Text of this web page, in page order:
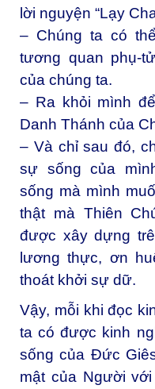
lời nguyện “Lạy
– Chúng ta có
tương quan phụ-
của chúng ta.
– Ra khỏi mình
Danh Thánh của
– Và chỉ sau đó,
sự sống của
sống mà mình
thật mà Thiên
được xây dựng
lương thực, ơn
thoát khởi sự dữ.
Vậy, mỗi khi đọc
ta có được kinh
sống của Đức
mật của Người